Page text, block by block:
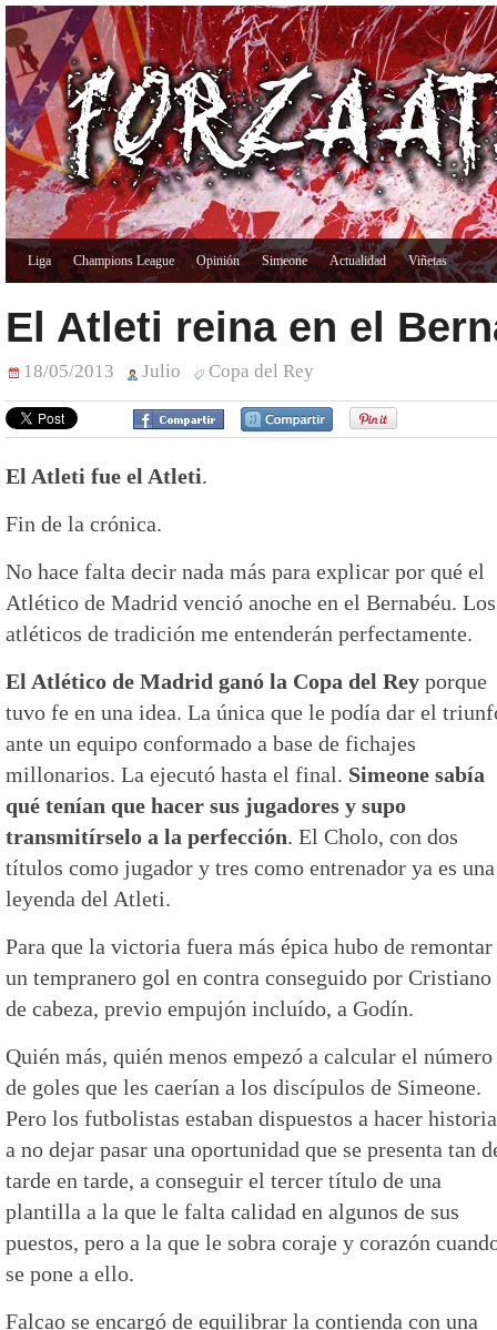
Liga Champions League Opinión Simeone Actualidad Viñetas
El Atleti reina en el
18/05/2013 Julio Copa del Rey
El Atleti fue el Atleti.
Fin de la crónica.
No hace falta decir nada más para explicar por qué el
Atlético de Madrid venció anoche en el Bernabéu. Los
atléticos de tradición me entenderán perfectamente.
El Atlético de Madrid ganó la Copa del Rey porque
tuvo fe en una idea. La única que le podía dar el
ante un equipo conformado a base de fichajes
millonarios. La ejecutó hasta el final. Simeone sabía
qué tenían que hacer sus jugadores y supo
transmitírselo a la perfección. El Cholo, con dos
títulos como jugador y tres como entrenador ya es una
leyenda del Atleti.
Para que la victoria fuera más épica hubo de remontar
un tempranero gol en contra conseguido por Cristiano
de cabeza, previo empujón incluído, a Godín.
Quién más, quién menos empezó a calcular el número
de goles que les caerían a los discípulos de Simeone.
Pero los futbolistas estaban dispuestos a hacer
a no dejar pasar una oportunidad que se presenta tan
tarde en tarde, a conseguir el tercer título de una
plantilla a la que le falta calidad en algunos de sus
puestos, pero a la que le sobra coraje y corazón
se pone a ello.
Falcao se encargó de equilibrar la contienda con una